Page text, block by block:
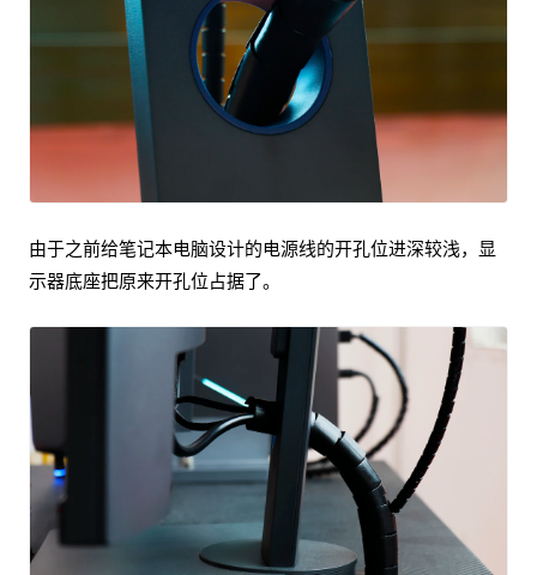
由于之前给笔记本电脑设计的电源线的开孔位进深较浅，显
示器底座把原来开孔位占据了。